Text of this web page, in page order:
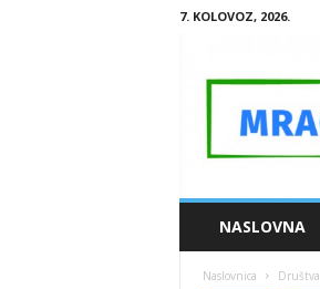
7. KOLOVOZ, 2026.
M
A
NASLOVNA
Naslovnica Društva